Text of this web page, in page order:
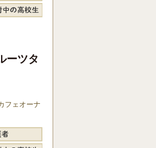
ーツタ
フェオーナ